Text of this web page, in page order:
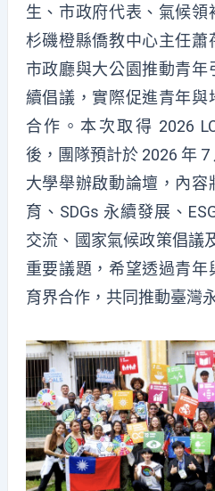
生、市政府代表、氣候
杉磯橙縣僑教中心主任蕭
市政廳與大公園推動青
續倡議，實際促進青年
合作。本次取得 2026
後，團隊預計於 2026 年 7
大學舉辦啟動論壇，內
育、SDGs 永續發展、
交流、國家氣候政策倡議
重要議題，希望透過青
育界合作，共同推動臺灣